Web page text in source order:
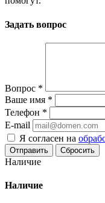
Задать вопрос
Вопрос *
Ваше имя *
Телефон *
E-mail
Я согласен на
Сбросить
Наличие
Наличие